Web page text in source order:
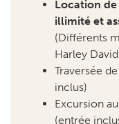
Traversée
inclus)
Excursion
(entrée
Visite de la
Excursion
dans la